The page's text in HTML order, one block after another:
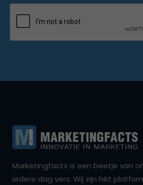
Marketingfacts is een beetje van
iedere dag vers. Wij zijn hét